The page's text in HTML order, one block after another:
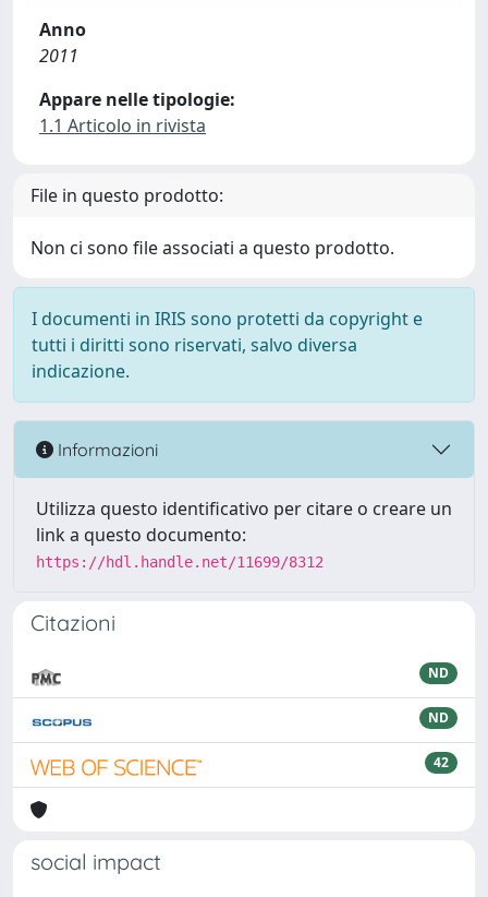
Anno
2011
Appare nelle tipologie:
1.1 Articolo in rivista
File in questo prodotto:
Non ci sono file associati a questo prodotto.
I documenti in IRIS sono protetti da copyright e
tutti i diritti sono riservati, salvo diversa
indicazione.
Informazioni
Utilizza questo identificativo per citare o creare un
link a questo documento:
https://hdl.handle.net/11699/8312
Citazioni
ND
ND
42
social impact